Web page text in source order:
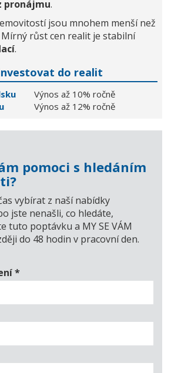
pronájmu.
jsou mnohem menší než
růst cen realit je stabilní
.
do realit
Výnos až 10% ročně
Výnos až 12% ročně
pomoci s hledáním
vybírat z naší nabídky
jste nenašli, co hledáte,
tuto poptávku a MY SE VÁM
do 48 hodin v pracovní den.
*